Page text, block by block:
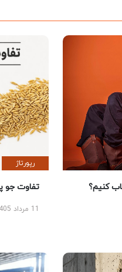
کنیم؟
رپورتاژ
تفاوت جو